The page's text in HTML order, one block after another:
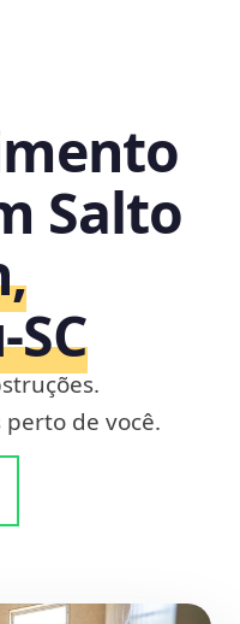
Salto
de você.